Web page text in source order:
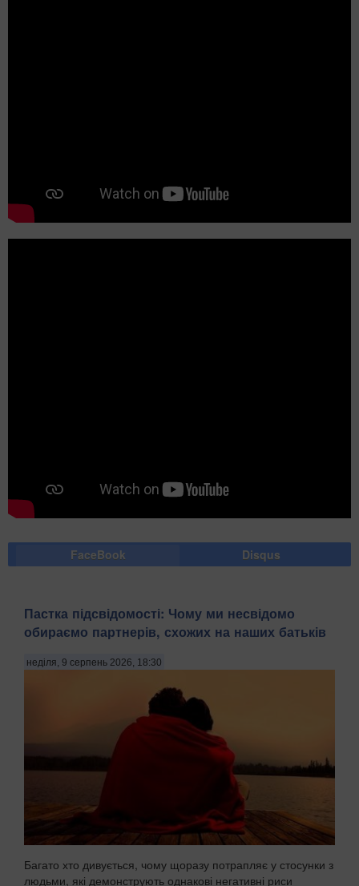
FaceBook Disqus
Пастка підсвідомості: Чому ми несвідомо
обираємо партнерів, схожих на наших батьків
неділя, 9 серпень 2026, 18:30
Багато хто дивується, чому щоразу потрапляє у стосунки з
людьми, які демонструють однакові негативні риси